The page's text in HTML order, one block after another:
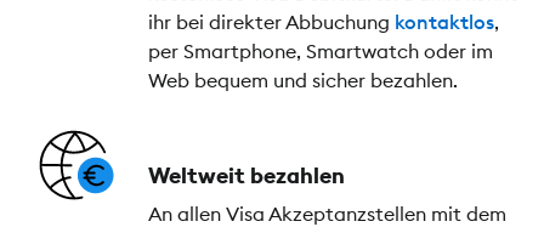
ihr bei direkter Abbuchung kontaktlos,
per Smartphone, Smartwatch oder im
Web bequem und sicher bezahlen.
Weltweit bezahlen
An allen Visa Akzeptanzstellen mit dem